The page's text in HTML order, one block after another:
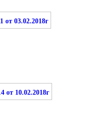
от 03.02.2018г
от 10.02.2018г